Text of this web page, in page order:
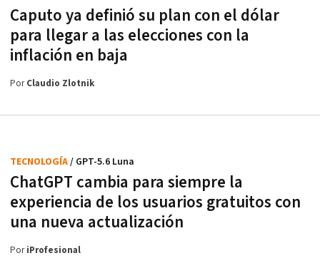
Caputo ya definió su plan con el dólar
para llegar a las elecciones con la
inflación en baja
PorClaudio Zlotnik
ChatGPT cambia para siempre la
experiencia de los usuarios gratuitos con
una nueva actualización
TECNOLOGÍA/ GPT-5.6 Luna
PoriProfesional